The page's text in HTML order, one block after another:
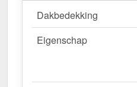
Dakbedekking
Eigenschap